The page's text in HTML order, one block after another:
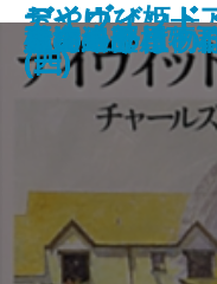
桜の園・三人
レ・ミゼラブ
レ・ミゼラブ
俘虜記
白雪姫―グリ
海からの贈物
おやゆび姫―
(II)―
レ・ミゼラブ
アメリカン・
レ・ミゼラブ
デイヴィッド
(四)
砂の上の植物
デイヴィッド
(三)
風濤
デイヴィッド
(二)
デイヴィッド
(一)
エミリーはの
娼婦の部屋・
夏の終り
虚空遍歴〔下